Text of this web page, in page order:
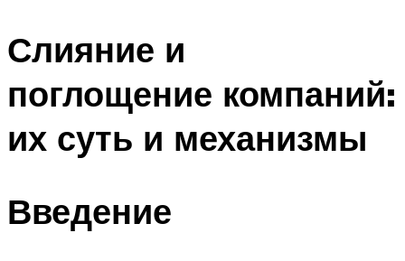
Слияние и
поглощение компаний:
их суть и механизмы
Введение